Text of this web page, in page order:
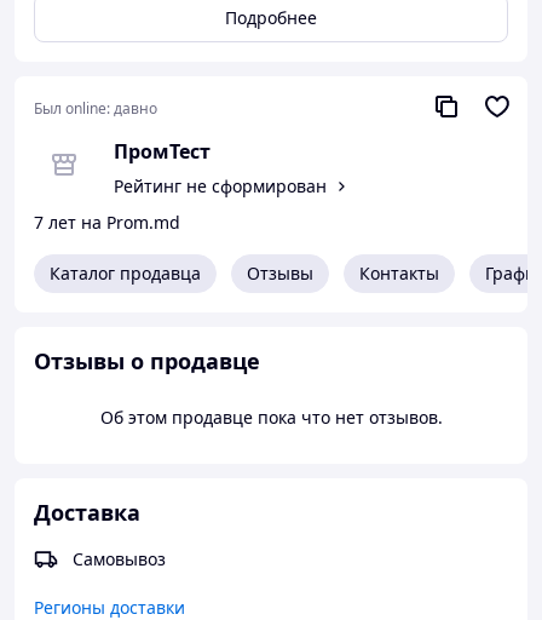
Подробнее
Был online:давно
ПромТест
Рейтинг не сформирован
7 лет на Prom.md
Каталог продавца Отзывы Контакты
Отзывы о продавце
Об этом продавце пока что нет отзывов.
Доставка
Самовывоз
Регионы доставки